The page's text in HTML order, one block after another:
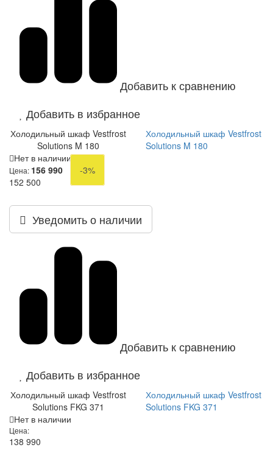
Добавить к сравнению
Добавить в избранное
Холодильный шкаф Vestfrost
Solutions M 180
Холодильный шкаф Vestfrost
Solutions M 180
Нет в наличии
Цена: 156 990
-3%
152 500
Уведомить о наличии
Добавить к сравнению
Добавить в избранное
Холодильный шкаф Vestfrost
Solutions FKG 371
Холодильный шкаф Vestfrost
Solutions FKG 371
Нет в наличии
Цена:
138 990